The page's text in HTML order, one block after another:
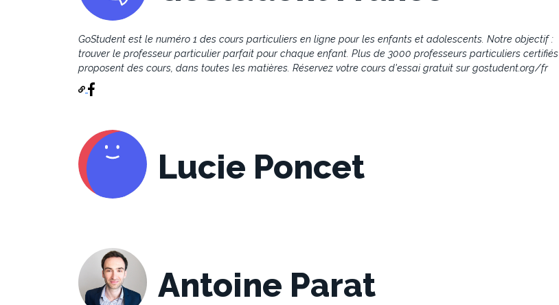
GoStudent est le numéro 1 des cours particuliers en ligne pour les enfants et adolescents. Notre objectif :
trouver le professeur particulier parfait pour chaque enfant. Plus de 3000 professeurs particuliers certifiés
proposent des cours, dans toutes les matières. Réservez votre cours d'essai gratuit sur gostudent.org/fr
Lucie Poncet
Antoine Parat